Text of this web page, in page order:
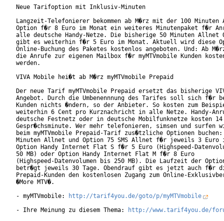
Neue Tarifoption mit Inklusiv-Minuten
Langzeit-Telefonierer bekommen ab M�rz mit der 100
Option f�r 8 Euro im Monat ein weiteres Minutenpaket f�r
alle deutsche Handy-Netze. Die bisherige 50 Minuten Allnet
gibt es weiterhin f�r 5 Euro im Monat. Aktuell wird diese
Online-Buchung des Paketes kostenlos angeboten. Und: Ab
die Anrufe zur eigenen Mailbox f�r myMTVmobile Kunden
werden.
VIVA Mobile hei�t ab M�rz myMTVmobile Prepaid
Der neue Tarif myMTVmobile Prepaid ersetzt das bisherige
Angebot. Durch die Umbenennnung des Tarifes soll sich f�r
Kunden nichts �ndern, so der Anbieter. So kosten zum
weiterhin 6 Cent pro Kurznachricht in alle Netze. Handy-
deutsche Festnetz oder in deutsche Mobilfunknetze kosten
Gespr�chsminute. Wer mehr telefonieren, simsen und surfen
beim myMTVmobile Prepaid-Tarif zus�tzliche Optionen
Minuten Allnet und Option 75 SMS Allnet f�r jeweils 3 Euro
Option Handy Internet Flat S f�r 5 Euro (Highspeed-
50 MB) oder Option Handy Internet Flat M f�r 8 Euro
(Highspeed-Datenvolumen bis 250 MB). Die Laufzeit der
betr�gt jeweils 30 Tage. Obendrauf gibt es jetzt auch f�r
Prepaid-Kunden den kostenlosen Zugang zum Online-
�More MTV�.
- myMTVmobile:
http://tarif4you.de/goto/p/myMTVmobile
- Ihre Meinung zu diesem Thema:
http://www.tarif4you.de/